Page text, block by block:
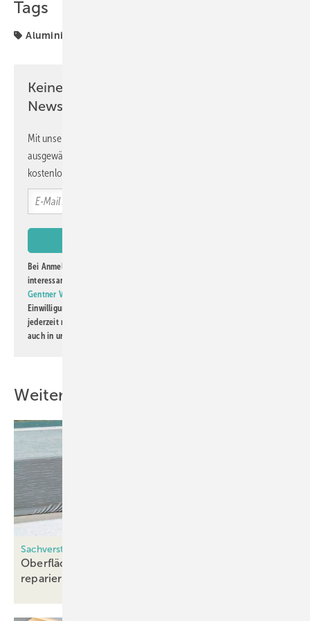
Tags
Aluminium
Keine Zeit? Kein Problem mit dem GW
Newsletter!
Mit unserem Newsletter erhalten Sie regelmäßig von uns
ausgewählte Informationen und Neuigkeiten, gebündelt und
kostenlos direkt ins Postfach.
Bei Anmeldung zu diesem Newsletter bin ich damit einverstanden, über
interessante Verlags- und Online-Angebote
Gentner Verlag GmbH & Co. KG
Einwilligung kann ich jederzeit widerrufen und eine Abmeldung ist
jederzeit möglich. Informationen zum Umgang mit Daten finden Sie
auch in unserer
Weitere Inhalte
Sachverständiger Claudius Freiberg packt aus, Teil II
Oberflächenschäden verstehen und fachmännisch
reparieren